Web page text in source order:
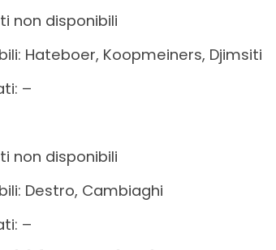
non disponibili
Hateboer, Koopmeiners, Djimsiti
–
non disponibili
Destro, Cambiaghi
–